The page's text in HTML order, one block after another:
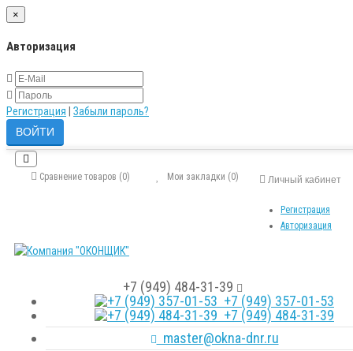
×
Авторизация
Регистрация Забыли пароль?
Личный кабинет
Регистрация
Авторизация
Мои закладки (0)
Сравнение товаров (0)
+7 (949) 484-31-39
+7 (949) 357-01-53
+7 (949) 484-31-39
master@okna-dnr.ru